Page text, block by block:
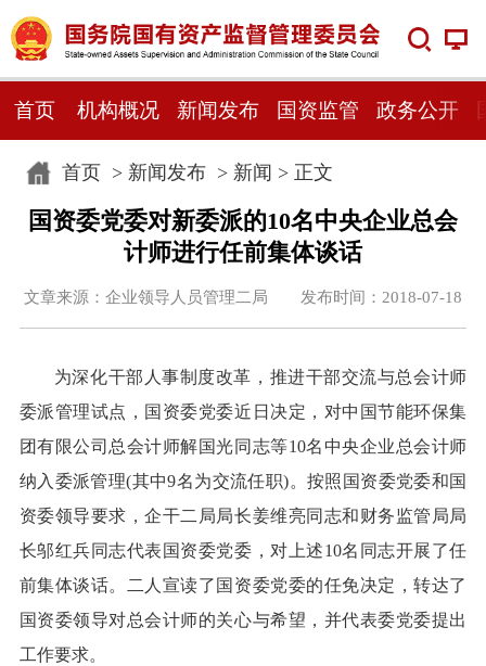
首页 机构概况 新闻发布 国资监管 政务公开
首页> 新闻发布> 新闻 > 正文
国资委党委对新委派的10名中央企业总会
计师进行任前集体谈话
文章来源：企业领导人员管理二局 发布时间：2018-07-18
为深化干部人事制度改革，推进干部交流与总会计师
委派管理试点，国资委党委近日决定，对中国节能环保集
团有限公司总会计师解国光同志等10名中央企业总会计师
纳入委派管理(其中9名为交流任职)。按照国资委党委和国
资委领导要求，企干二局局长姜维亮同志和财务监管局局
长邬红兵同志代表国资委党委，对上述10名同志开展了任
前集体谈话。二人宣读了国资委党委的任免决定，转达了
国资委领导对总会计师的关心与希望，并代表委党委提出
工作要求。